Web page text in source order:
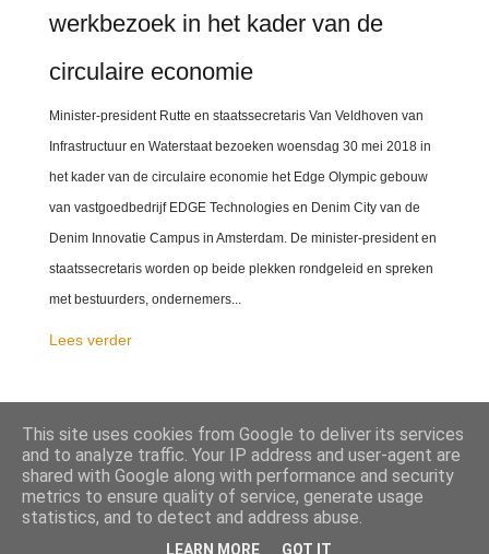
werkbezoek in het kader van de
circulaire economie
Minister-president Rutte en staatssecretaris Van Veldhoven van
Infrastructuur en Waterstaat bezoeken woensdag 30 mei 2018 in
het kader van de circulaire economie het Edge Olympic gebouw
van vastgoedbedrijf EDGE Technologies en Denim City van de
Denim Innovatie Campus in Amsterdam. De minister-president en
staatssecretaris worden op beide plekken rondgeleid en spreken
met bestuurders, ondernemers...
Lees verder
DELEN
This site uses cookies from Google to deliver its services
and to analyze traffic. Your IP address and user-agent are
shared with Google along with performance and security
metrics to ensure quality of service, generate usage
statistics, and to detect and address abuse.
LEARN MORE GOT IT